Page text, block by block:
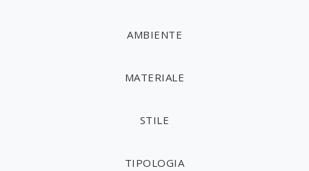
AMBIENTE
MATERIALE
STILE
TIPOLOGIA